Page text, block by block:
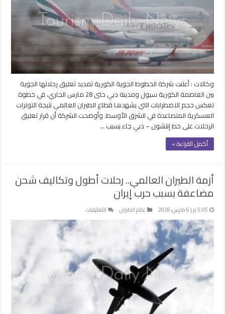
العالمي
وخطوط
كوريا
تعلق
رحلاتها
لدبي
31
مارس
مغلقة
وكالات : أعلنت شركة الخطوط الجوية الكورية تمديد تعليق رحلاتها الجوية
بين العاصمة الكورية سيول ومدينة دبي حتى 28 مارس الجاري، في خطوة
تعكس حجم الاضطرابات التي يشهدها قطاع الطيران العالمي نتيجة التوترات
العسكرية المتصاعدة في الشرق الأوسط. وأوضحت الشركة أن قرار تعليق
الرحلات على خط إنتشون – دبي جاء بسبب …
أكمل القراءة »
أزمة الطيران العالمي.. رحلات أطول وتكاليف شحن
مضاعفة بسبب حرب إيران
5:05 م | 6 مارس، 2026 عالم الطيران التعليقات
أزمة
الطيران
العالمي..
رحلات
أطول
وتكاليف